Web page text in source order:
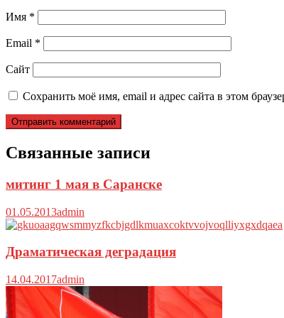
Имя *
Email *
Сайт
Сохранить моё имя, email и адрес сайта в этом
Связанные записи
митинг 1 мая в Саранске
01.05.2013admin
Драматическая деградация
14.04.2017admin